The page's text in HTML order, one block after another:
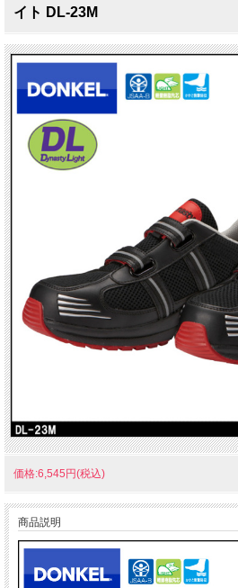
イト DL-23M
価格:6,545円(税込)
商品説明